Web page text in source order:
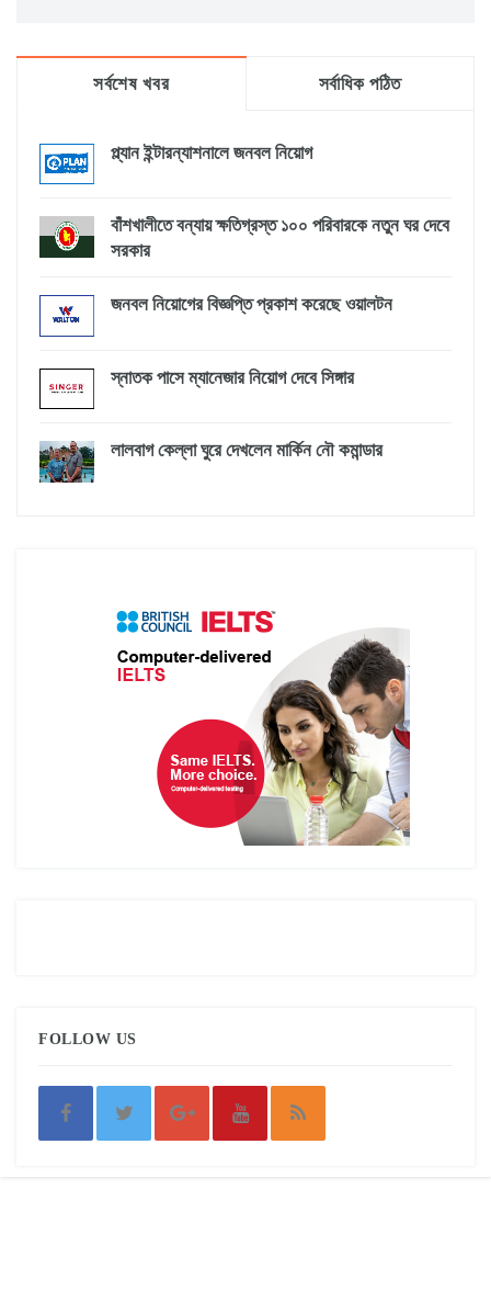
সর্বশেষ খবর সর্বাধিক পঠিত
প্ল্যান ইন্টারন্যাশনালে জনবল নিয়োগ
বাঁশখালীতে বন্যায় ক্ষতিগ্রস্ত ১০০ পরিবারকে নতুন ঘর দেবে
সরকার
জনবল নিয়োগের বিজ্ঞপ্তি প্রকাশ করেছে ওয়ালটন
স্নাতক পাসে ম্যানেজার নিয়োগ দেবে সিঙ্গার
লালবাগ কেল্লা ঘুরে দেখলেন মার্কিন নৌ কমান্ডার
FOLLOW US